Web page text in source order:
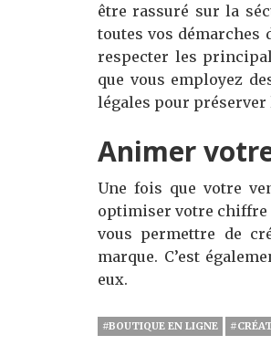
être rassuré sur la
toutes vos démarches
respecter les
que vous employez
légales pour préserver
Animer
Une fois que votre
optimiser votre chiffre
vous permettre de
marque. C’est
eux.
#BOUTIQUE EN LIGNE